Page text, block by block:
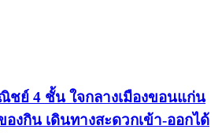
ชย์ 4 ชั้น ใจกลางเมืองขอนแก่น
งกิน เดินทางสะดวกเข้า-ออกได้